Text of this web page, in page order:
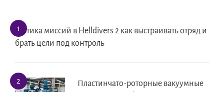
Тактика миссий в Helldivers 2 как выстраивать отряд и
брать цели под контроль
Пластинчато-роторные вакуумные